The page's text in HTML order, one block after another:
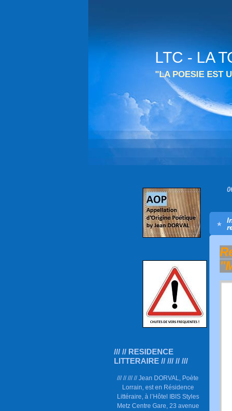
LTC - LA
"LA POESIE EST
/// // RESIDENCE
LITTERAIRE // /// // ///
/// // /// // Jean DORVAL, Poète
Lorrain, est en Résidence
Littéraire, à l’Hôtel IBIS Styles
Metz Centre Gare, 23 avenue